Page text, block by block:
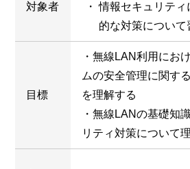
対象者
情報セキュリテ
的な対策につい
目標
・無線LAN利用にお
ムの安全管理に関す
を理解する
・無線LANの基礎知
リティ対策について